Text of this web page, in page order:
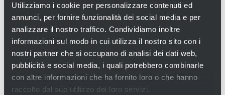
Utilizziamo i cookie per personalizzare contenuti ed
annunci, per fornire funzionalità dei social media e per
analizzare il nostro traffico. Condividiamo inoltre
informazioni sul modo in cui utilizza il nostro sito con i
nostri partner che si occupano di analisi dei dati web,
pubblicità e social media, i quali potrebbero combinarle
con altre informazioni che ha fornito loro o che hanno
raccolto dal suo utilizzo dei loro servizi.
Come arrivare: fermata del vaporetto "Zattere-
Gesuati"
Cerchi esperienze e servizi a Venezia e in Italia? Visita il